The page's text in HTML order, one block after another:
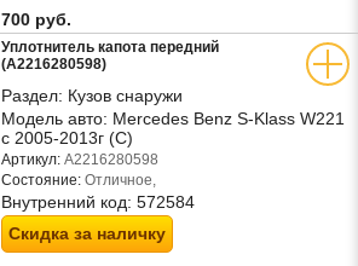
700 руб.
Уплотнитель капота передний
(A2216280598)
Раздел: Кузов снаружи
Модель авто: Mercedes Benz S-Klass W221
с 2005-2013г (С)
Артикул: A2216280598
Состояние: Отличное,
Внутренний код: 572584
Скидка за наличку